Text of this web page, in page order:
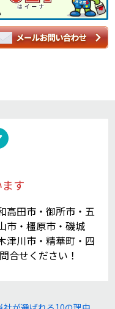
す
高田市・御所市・五
市・橿原市・磯城
津川市・精華町・四
合せください！